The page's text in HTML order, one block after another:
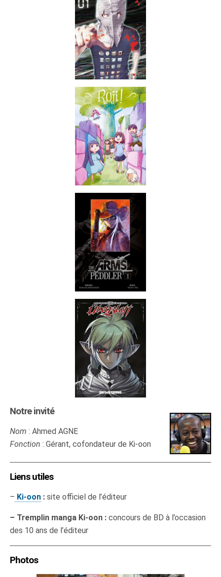
Notre invité
Nom : Ahmed AGNE
Fonction : Gérant, cofondateur de Ki-oon
Liens utiles
– Ki-oon : site officiel de l’éditeur
– Tremplin manga Ki-oon : concours de BD à l’occasion
des 10 ans de l’éditeur
Photos